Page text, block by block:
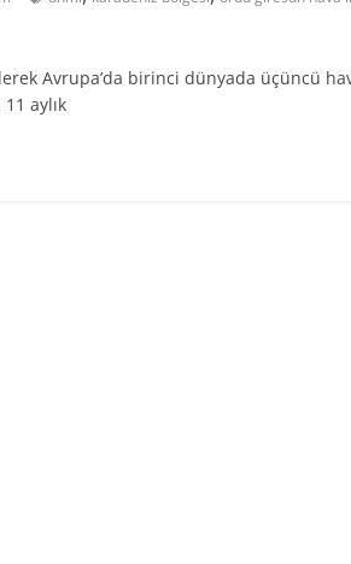
Avrupa’da birinci dünyada üçüncü
aylık